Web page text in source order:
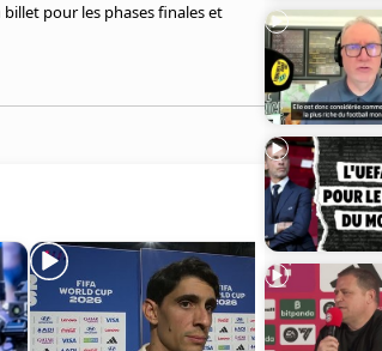
pour les phases finales et
00:26